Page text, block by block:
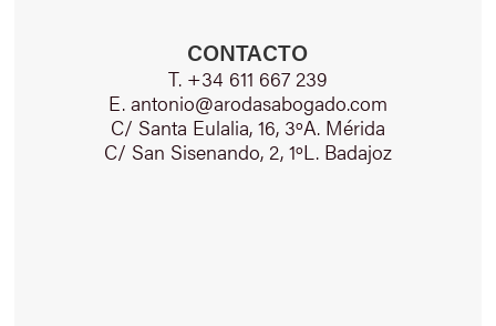
CONTACTO
T. +34 611 667 239
E. antonio@arodasabogado.com
C/ Santa Eulalia, 16, 3ºA. Mérida
C/ San Sisenando, 2, 1ºL. Badajoz